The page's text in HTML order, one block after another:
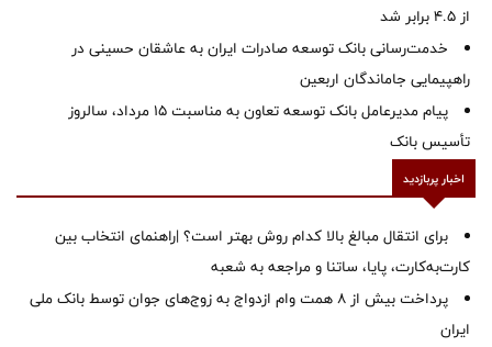
از ۴.۵ برابر شد
خدمت‌رسانی بانک توسعه صادرات ایران به عاشقان حسینی در
راهپیمایی جاماندگان اربعین
پیام مدیرعامل بانک توسعه تعاون به مناسبت 15 مرداد، سالروز
تأسیس بانک
اخبار پربازدید
برای انتقال مبالغ بالا کدام روش بهتر است؟ |راهنمای انتخاب بین
کارت‌به‌کارت، پایا، ساتنا و مراجعه به شعبه
پرداخت بیش از ۸ همت وام ازدواج به زوج‌های جوان توسط بانک ملی
ایران